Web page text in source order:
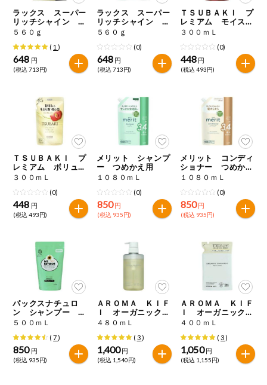
専門ショップサイト
コープしがのサービス
コープしがの情報サイト
ご利用ガイド
商品のリクエスト
アプリのダウンロード
PC版サイトを表示
テキスト注文サイトを表示
お問い合わせ
ティッシュ・
トイレットペ
ーパー
衛生・生理用
品
洗濯・バス・
トイレ用品
住居・生活用
品
コスメ＆ボデ
ィケア
衣料品
ペット
先着限定企画
鶏肉 バナナ 豚肉
マカダミアナッツ やまいも
アレルゲン情報は、商品企画時の情報のため、ご使用前には
必ず商品パッケージの表示をご確認ください。
特定原材料に準ずるものは、お取引先から情報提供のあった
範囲でのお知らせです。
ラックス スーパー
リッチシャイン ダ
メージリペア補修シ
ャンプー つめかえ
用
５６０ｇ
( 1 )
648 円
(税込 713円)
ラックス スーパー
リッチシャイン モ
イスチャー保湿シャ
ンプー つめかえ用
５６０ｇ
(0)
648 円
(税込 713円)
ＴＳＵＢＡＫＩ プ
レミアム モイスト
＆リペア シャンプ
３００ｍＬ
(0)
448 円
(税込 493円)
ＴＳＵＢＡＫＩ プ
レミアム ボリュー
ム＆リペア シャン
３００ｍＬ
(0)
448 円
(税込 493円)
メリット シャンプ
ー つめかえ用
１０８０ｍＬ
(0)
850 円
(税込 935円)
メリット コンディ
ショナー つめかえ
用１０８０ｍＬ
(0)
850円
(税込 935円)
パックスナチュロ
ン シャンプー 詰
替用
５００ｍＬ
(7)
850 円
(税込 935円)
ＡＲＯＭＡ ＫＩＦ
Ｉ オーガニック
モイストシャイン
４８０ｍＬ
( 3)
1,400 円
(税込 1,540円)
ＡＲＯＭＡ ＫＩＦ
Ｉ オーガニック
モイストシャイン
え用
４００ｍＬ
( 3)
1,050 円
(税込 1,155円)